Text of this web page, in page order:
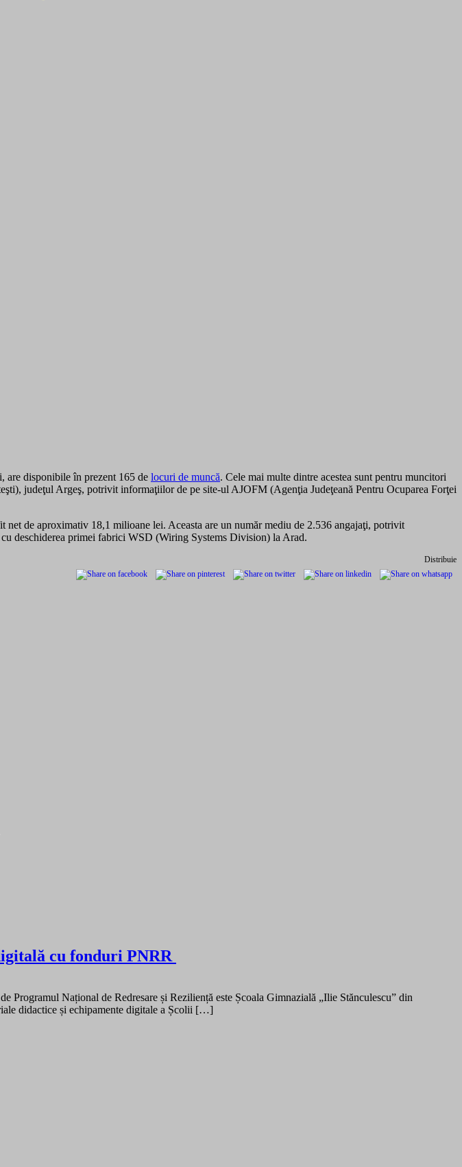
are disponibile în prezent 165 de locuri de muncă. Cele mai multe dintre acestea sunt pentru muncitori
judeţul Argeş, potrivit informaţiilor de pe site-ul AJOFM (Agenţia Judeţeană Pentru Ocuparea Forţei
de aproximativ 18,1 milioane lei. Aceasta are un număr mediu de 2.536 angajaţi, potrivit
deschiderea primei fabrici WSD (Wiring Systems Division) la Arad.
Distribuie
cu fonduri PNRR
Programul Național de Redresare și Reziliență este Școala Gimnazială „Ilie Stănculescu” din
didactice și echipamente digitale a Școlii […]